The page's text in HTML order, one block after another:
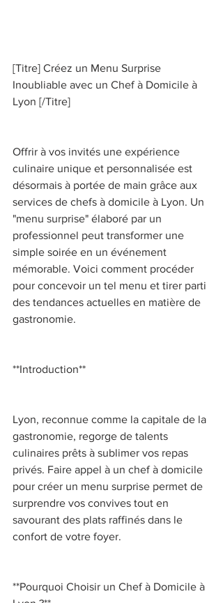
[Titre] Créez un Menu Surprise
Inoubliable avec un Chef à Domicile à
Lyon [/Titre]
Offrir à vos invités une expérience
culinaire unique et personnalisée est
désormais à portée de main grâce aux
services de chefs à domicile à Lyon. Un
"menu surprise" élaboré par un
professionnel peut transformer une
simple soirée en un événement
mémorable. Voici comment procéder
pour concevoir un tel menu et tirer parti
des tendances actuelles en matière de
gastronomie.
**Introduction**
Lyon, reconnue comme la capitale de la
gastronomie, regorge de talents
culinaires prêts à sublimer vos repas
privés. Faire appel à un chef à domicile
pour créer un menu surprise permet de
surprendre vos convives tout en
savourant des plats raffinés dans le
confort de votre foyer.
**Pourquoi Choisir un Chef à Domicile à